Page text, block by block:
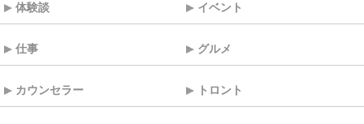
体験談 イベント
仕事 グルメ
カウンセラー トロント